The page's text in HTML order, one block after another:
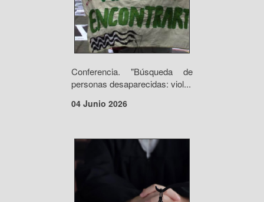
Conferencia. "Búsqueda de
personas desaparecidas: viol...
04 Junio 2026